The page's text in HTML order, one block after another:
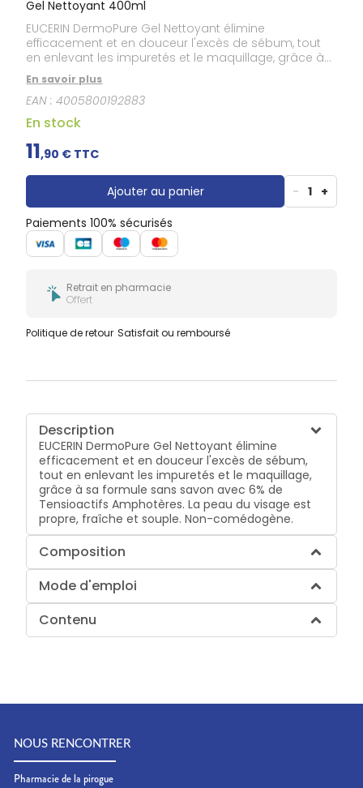
Gel Nettoyant 400ml
EUCERIN DermoPure Gel Nettoyant élimine
efficacement et en douceur l'excès de sébum, tout
en enlevant les impuretés et le maquillage, grâce à
sa formule sans savon avec 6% de Tensioactifs
Amphotères. La peau du visage est propre, fraîche et
souple. Non-comédogène.
En savoir plus
EAN :4005800192883
En stock
11,90 € TTC
Ajouter au panier - 1 +
Paiements 100% sécurisés
Retrait en pharmacie
Offert
Politique de retour Satisfait ou remboursé
Description
EUCERIN DermoPure Gel Nettoyant élimine
efficacement et en douceur l'excès de sébum,
tout en enlevant les impuretés et le maquillage,
grâce à sa formule sans savon avec 6% de
Tensioactifs Amphotères. La peau du visage est
propre, fraîche et souple. Non-comédogène.
Composition
Mode d'emploi
Contenu
NOUS RENCONTRER
Pharmacie de la pirogue